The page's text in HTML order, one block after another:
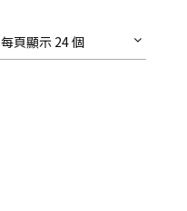
每頁顯示 24 個